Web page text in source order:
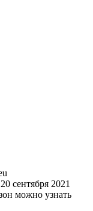
20 сентября 2021
можно узнать